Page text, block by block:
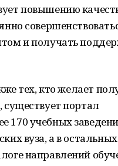
повышению
и получать
тех, кто желает
существует портал
170 учебных
вуза, а в
направлений